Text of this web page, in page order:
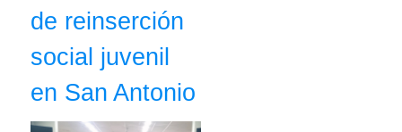
de reinserción
social juvenil
en San Antonio